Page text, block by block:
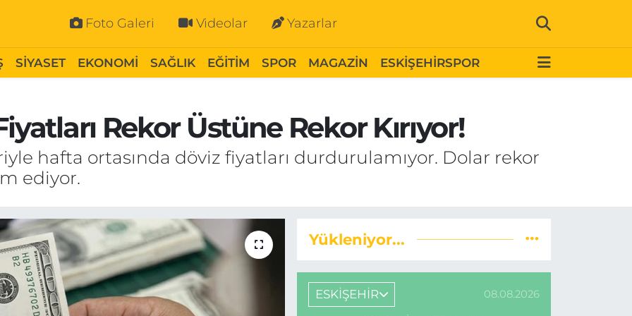
Foto Galeri Videolar Yazarlar
SİYASET EKONOMİ SAĞLIK EĞİTİM SPOR MAGAZİN ESKİŞEHİRSPOR
Rekor Üstüne Rekor Kırıyor!
hafta ortasında döviz fiyatları durdurulamıyor. Dolar rekor
ediyor.
Yükleniyor...
ESKİŞEHİR 08.08.2026